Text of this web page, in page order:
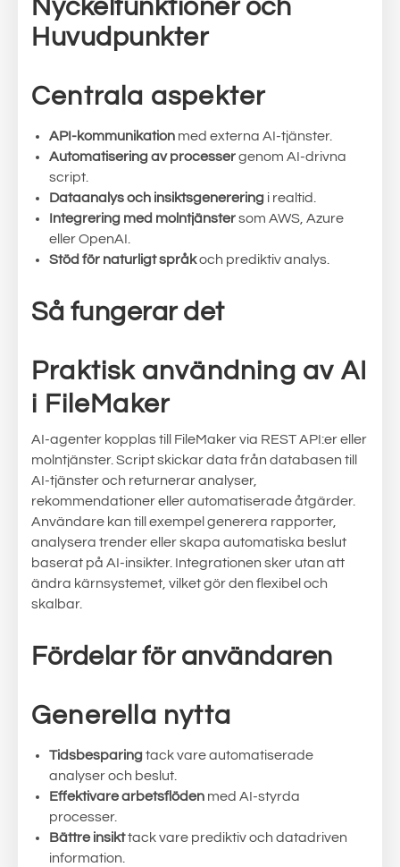
Nyckelfunktioner och
Huvudpunkter
Centrala aspekter
API-kommunikation med externa AI-tjänster.
Automatisering av processergenom AI-drivna
script.
Dataanalys och insiktsgenerering i realtid.
Integrering med molntjänstersom AWS, Azure
eller OpenAI.
Stöd för naturligt språkoch prediktiv analys.
Så fungerar det
Praktisk användning av AI
i FileMaker
AI-agenter kopplas till FileMaker via REST API:er eller
molntjänster. Script skickar data från databasen till
AI-tjänster och returnerar analyser,
rekommendationer eller automatiserade åtgärder.
Användare kan till exempel generera rapporter,
analysera trender eller skapa automatiska beslut
baserat på AI-insikter. Integrationen sker utan att
ändra kärnsystemet, vilket gör den flexibel och
skalbar.
Fördelar för användaren
Generella nytta
Tidsbesparingtack vare automatiserade
analyser och beslut.
Effektivare arbetsflöden med AI-styrda
processer.
Bättre insikttack vare prediktiv och datadriven
information.